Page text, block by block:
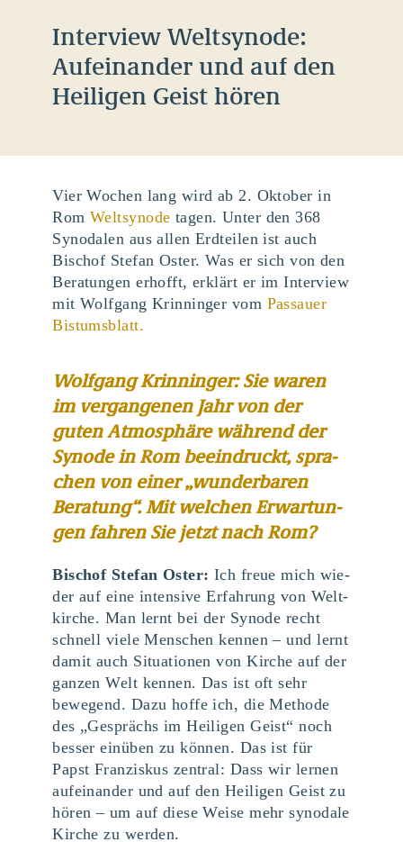
Interview Weltsynode:
Aufeinander und auf den
Heiligen Geist hören
Vier Wochen lang wird ab 2. Oktober in
Rom Weltsynode tagen. Unter den 368
Synodalen aus allen Erdteilen ist auch
Bischof Stefan Oster. Was er sich von den
Beratungen erhofft, erklärt er im Interview
mit Wolfgang Krinninger vom Passauer
Bistumsblatt.
Wolfgang Krinninger: Sie waren
im ver­gan­ge­nen Jahr von der
guten Atmo­sphä­re wäh­rend der
Syn­ode in Rom beein­druckt, spra­
chen von einer ​„wun­der­ba­ren
Bera­tung“. Mit wel­chen Erwar­tun­
gen fah­ren Sie jetzt nach Rom?
Bischof Ste­fan Oster: Ich freue mich wie­
der auf eine inten­si­ve Erfah­rung von Welt­
kir­che. Man lernt bei der Syn­ode recht
schnell vie­le Men­schen ken­nen – und lernt
damit auch Situa­tio­nen von Kir­che auf der
gan­zen Welt ken­nen. Das ist oft sehr
bewe­gend. Dazu hof­fe ich, die Metho­de
des ​ „Gesprächs im Hei­li­gen Geist“ noch
bes­ser ein­üben zu kön­nen. Das ist für
Papst Fran­zis­kus zen­tral: Dass wir ler­nen
auf­ein­an­der und auf den Hei­li­gen Geist zu
hören – um auf die­se Wei­se mehr syn­oda­le
Kir­che zu werden.